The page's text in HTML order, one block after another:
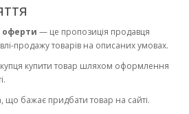
оферти — це пропозиція продавця
продажу товарів на описаних умовах.
купити товар шляхом оформлення
бажає придбати товар на сайті.